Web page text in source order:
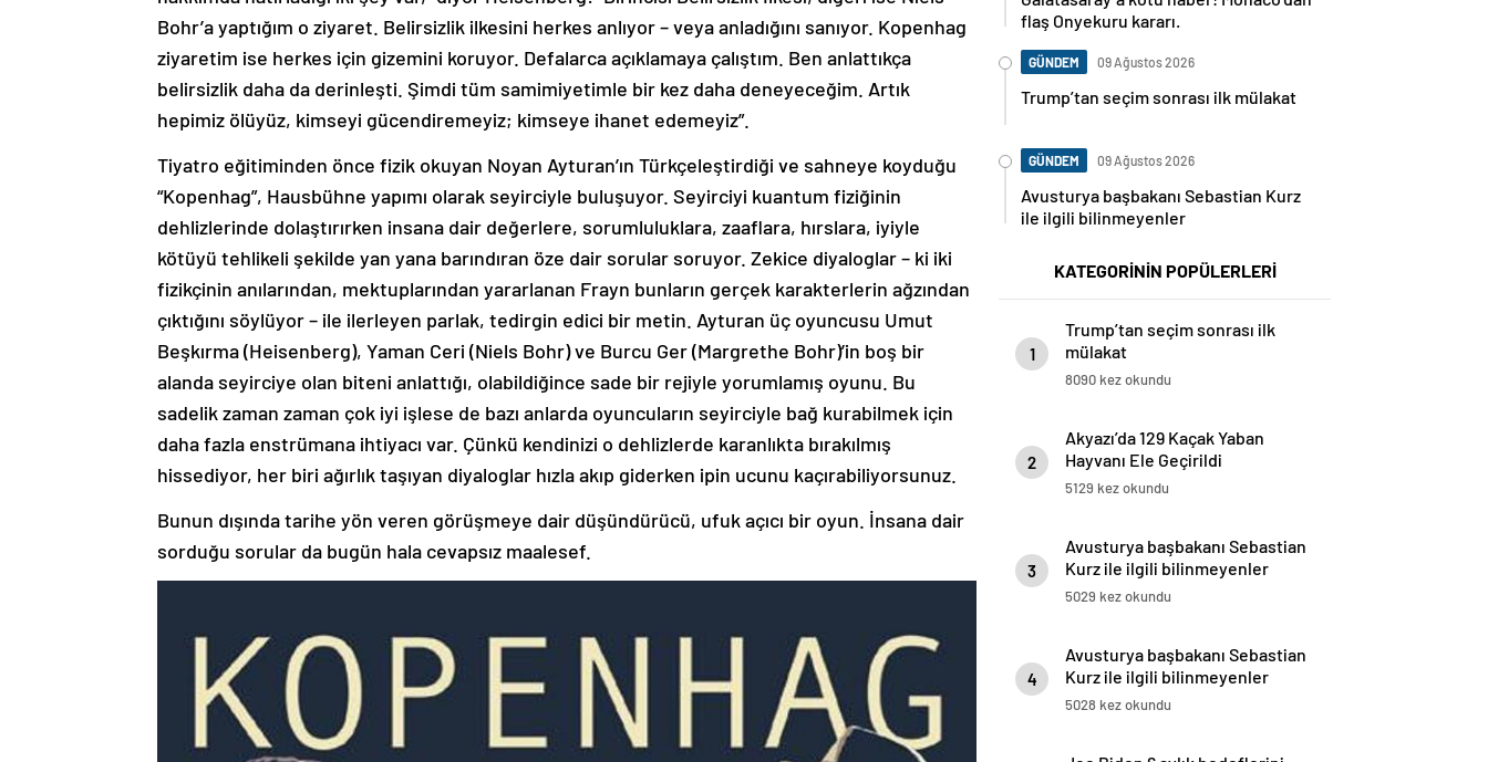
Bohr’a yaptığım o ziyaret. Belirsizlik ilkesini herkes anlıyor – veya anladığını sanıyor. Kopenhag
ziyaretim ise herkes için gizemini koruyor. Defalarca açıklamaya çalıştım. Ben anlattıkça
belirsizlik daha da derinleşti. Şimdi tüm samimiyetimle bir kez daha deneyeceğim. Artık
hepimiz ölüyüz, kimseyi gücendiremeyiz; kimseye ihanet edemeyiz”.
Tiyatro eğitiminden önce fizik okuyan Noyan Ayturan’ın Türkçeleştirdiği ve sahneye koyduğu
“Kopenhag”, Hausbühne yapımı olarak seyirciyle buluşuyor. Seyirciyi kuantum fiziğinin
dehlizlerinde dolaştırırken insana dair değerlere, sorumluluklara, zaaflara, hırslara, iyiyle
kötüyü tehlikeli şekilde yan yana barındıran öze dair sorular soruyor. Zekice diyaloglar – ki iki
fizikçinin anılarından, mektuplarından yararlanan Frayn bunların gerçek karakterlerin ağzından
çıktığını söylüyor – ile ilerleyen parlak, tedirgin edici bir metin. Ayturan üç oyuncusu Umut
Beşkırma (Heisenberg), Yaman Ceri (Niels Bohr) ve Burcu Ger (Margrethe Bohr)’in boş bir
alanda seyirciye olan biteni anlattığı, olabildiğince sade bir rejiyle yorumlamış oyunu. Bu
sadelik zaman zaman çok iyi işlese de bazı anlarda oyuncuların seyirciyle bağ kurabilmek için
daha fazla enstrümana ihtiyacı var. Çünkü kendinizi o dehlizlerde karanlıkta bırakılmış
hissediyor, her biri ağırlık taşıyan diyaloglar hızla akıp giderken ipin ucunu kaçırabiliyorsunuz.
Bunun dışında tarihe yön veren görüşmeye dair düşündürücü, ufuk açıcı bir oyun. İnsana dair
sorduğu sorular da bugün hala cevapsız maalesef.
flaş Onyekuru kararı.
GÜNDEM 09 Ağustos 2026
Trump’tan seçim sonrası ilk mülakat
GÜNDEM 09 Ağustos 2026
Avusturya başbakanı Sebastian Kurz
ile ilgili bilinmeyenler
KATEGORİNİN POPÜLERLERİ
1
Trump’tan seçim sonrası ilk
mülakat
8090 kez okundu
2
Akyazı’da 129 Kaçak Yaban
Hayvanı Ele Geçirildi
5129 kez okundu
3
Avusturya başbakanı Sebastian
Kurz ile ilgili bilinmeyenler
5029 kez okundu
4
Avusturya başbakanı Sebastian
Kurz ile ilgili bilinmeyenler
5028 kez okundu